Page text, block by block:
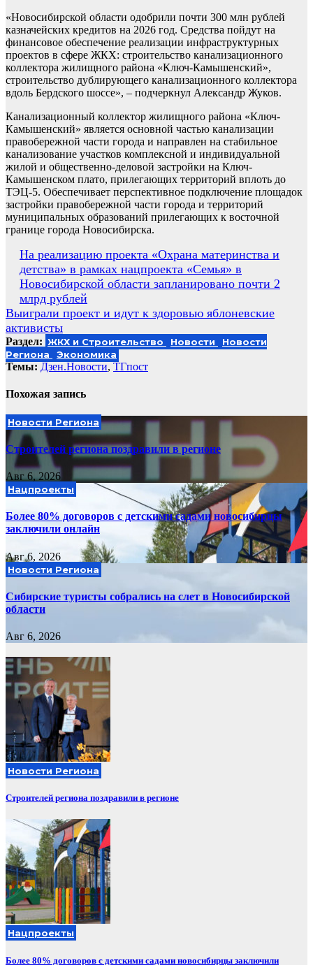
«Новосибирской области одобрили почти 300 млн рублей
казначейских кредитов на 2026 год. Средства пойдут на
финансовое обеспечение реализации инфраструктурных
проектов в сфере ЖКХ: строительство канализационного
коллектора жилищного района «Ключ-Камышенский»,
строительство дублирующего канализационного коллектора
вдоль Бердского шоссе», – подчеркнул Александр Жуков.
Канализационный коллектор жилищного района «Ключ-
Камышенский» является основной частью канализации
правобережной части города и направлен на стабильное
канализование участков комплексной и индивидуальной
жилой и общественно-деловой застройки на Ключ-
Камышенском плато, прилегающих территорий вплоть до
ТЭЦ-5. Обеспечивает перспективное подключение площадок
застройки правобережной части города и территорий
муниципальных образований прилегающих к восточной
границе города Новосибирска.
Навигация
по
записям
На реализацию проекта «Охрана материнства и
детства» в рамках нацпроекта «Семья» в
Новосибирской области запланировано почти 2
млрд рублей
Выиграли проект и идут к здоровью яблоневские
активисты
Раздел: ЖКХ и Строительство Новости
Новости
Региона
Экономика
Темы: Дзен.Новости, ТГпост
Похожая запись
Новости Региона
Строителей региона поздравили в регионе
Авг 6, 2026
Нацпроекты
Более 80% договоров с детскими садами новосибирцы
заключили онлайн
Авг 6, 2026
Новости Региона
Сибирские туристы собрались на слет в Новосибирской
области
Авг 6, 2026
Новости Региона
Строителей региона поздравили в регионе
Нацпроекты
Более 80% договоров с детскими садами новосибирцы заключили